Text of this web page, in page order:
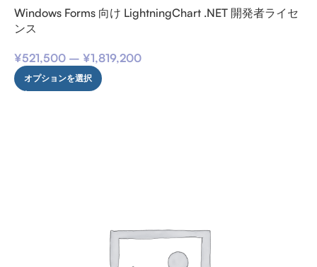
Windows Forms 向け LightningChart .NET 開発者ライセ
ンス
¥521,500 – ¥1,819,200
オプションを選択